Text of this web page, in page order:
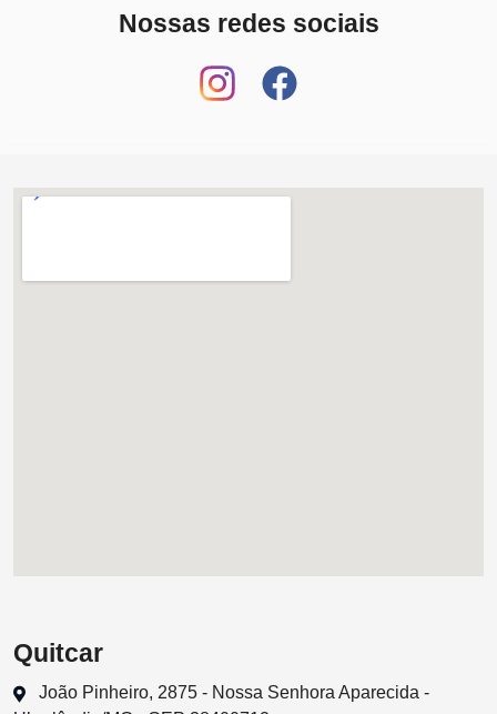
Nossas redes sociais
Quitcar
João Pinheiro, 2875 - Nossa Senhora Aparecida -